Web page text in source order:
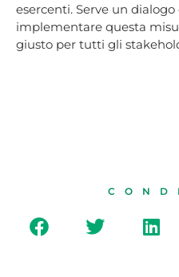
esercenti. Serve un
implementare questa
giusto per tutti gli